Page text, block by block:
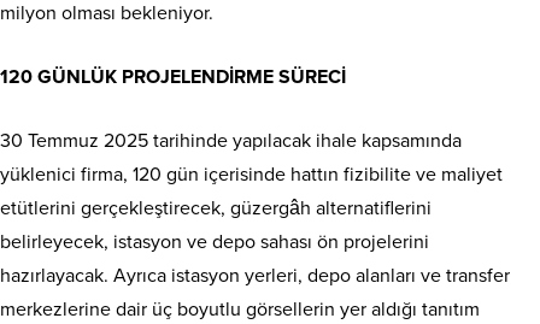
milyon olması bekleniyor.
120 GÜNLÜK PROJELENDİRME SÜRECİ
30 Temmuz 2025 tarihinde yapılacak ihale kapsamında
yüklenici firma, 120 gün içerisinde hattın fizibilite ve maliyet
etütlerini gerçekleştirecek, güzergâh alternatiflerini
belirleyecek, istasyon ve depo sahası ön projelerini
hazırlayacak. Ayrıca istasyon yerleri, depo alanları ve transfer
merkezlerine dair üç boyutlu görsellerin yer aldığı tanıtım